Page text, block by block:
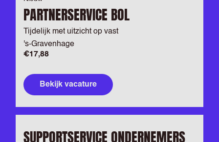
PARTNERSERVICE BOL
Tijdelijk met uitzicht op vast
's-Gravenhage
€17,88
Bekijk vacature
SUPPORTSERVICE ONDERNEMERS